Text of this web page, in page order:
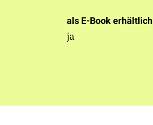
als E-Book erhältlich
ja